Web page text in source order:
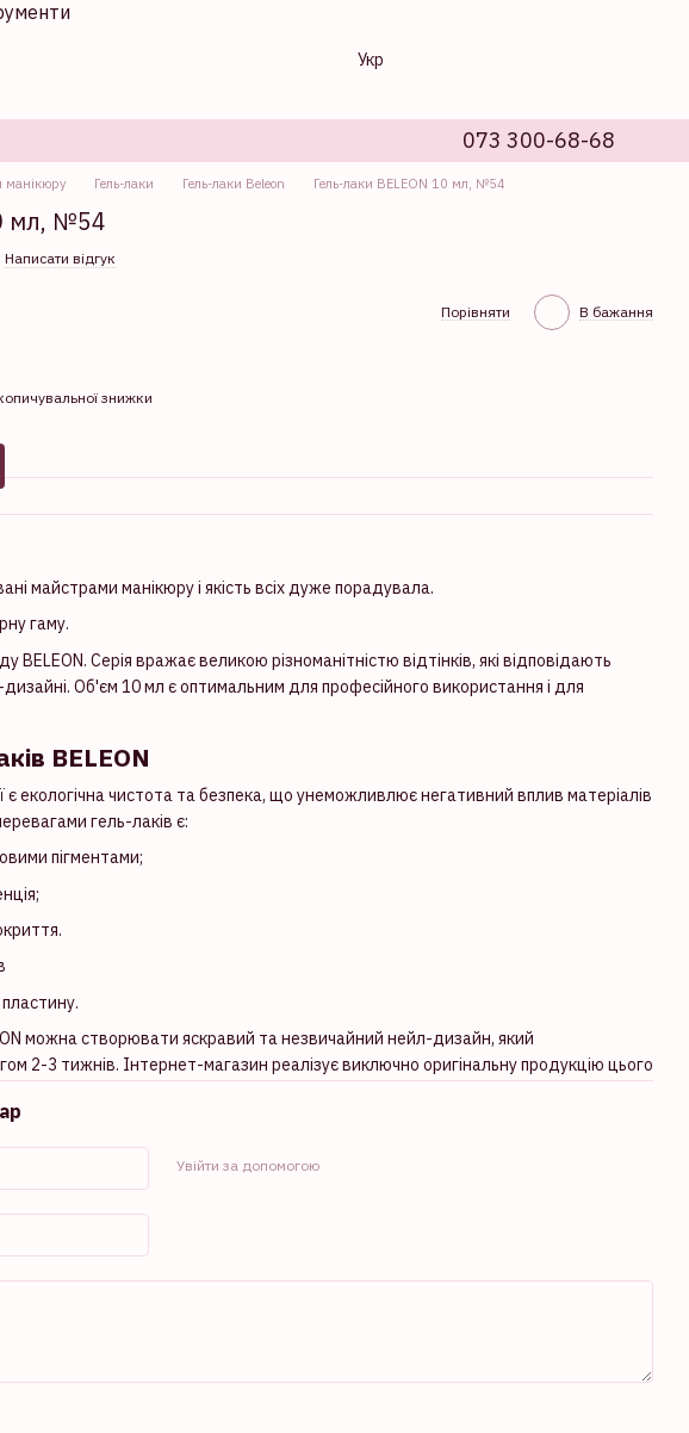
Укр
073 300-68-68
манікюру Гель-лаки Гель-лаки Beleon Гель-лаки BELEON 10 мл, №54
мл, №54
Написати відгук
Порівняти В бажання
знижки
майстрами манікюру і якість всіх дуже порадувала.
гаму.
BELEON. Серія вражає великою різноманітністю відтінків, які відповідають
Об'єм 10 мл є оптимальним для професійного використання і для
BELEON
екологічна чистота та безпека, що унеможливлює негативний вплив матеріалів
гель-лаків є:
пігментами;
можна створювати яскравий та незвичайний нейл-дизайн, який
2-3 тижнів. Інтернет-магазин реалізує виключно оригінальну продукцію цього
Увійти за допомогою